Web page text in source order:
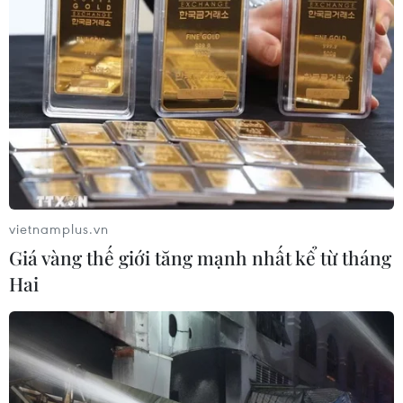
quả, kiểm tra thông tin người nhận và nhập địa
chỉ nhận kết quả.Cuối cùng là chọn “Nộp hồ sơ”,
có thể xem lại thông tin sau khi nộp hồ sơ thành
công. Sau khi nhấn “Nộp hồ sơ” người dân đã
đăng ký ký thành công dịch vụ đổi giấy phép
trên công dịch vụ công mức độ 4, chờ cơ quan
có thẩm quyền phê duyệt và hướng dẫn bổ sung
hồ sơ (nếu sai sót hoặc thiếu thông tin cần bổ
sung).
Thời gian trả kết quả và hiển thị thông tin lên
VNeID sẽ tương đương với làm trực tiếp. Kết
quả giấy phép lái xe được trả thông qua dịch vụ
bưu chính theo yêu cầu của cá nhân.
Với hình thức cấp, đổi giấy phép lái xe qua dịch
vụ công trực tuyến sẽ mất 115.000 đồng/lần cấp
vietnamplus.vn
Giá vàng thế giới tăng mạnh nhất kể từ tháng
Hai